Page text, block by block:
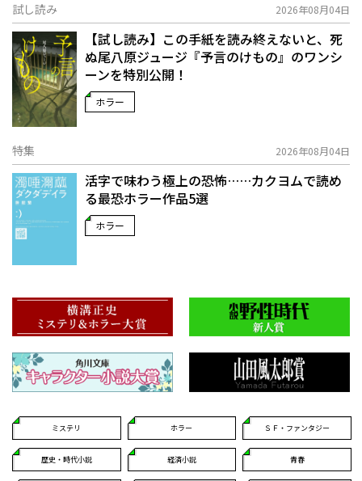
試し読み 2026年08月04日
【試し読み】この手紙を読み終えないと、死
ぬ――尾八原ジュージ『予言のけもの』のワンシ
ーンを特別公開！
ホラー
特集 2026年08月04日
活字で味わう極上の恐怖……カクヨムで読め
る最恐ホラー作品5選
ホラー
ミステリ ホラー ＳＦ・ファンタジー
歴史・時代小説 経済小説 青春